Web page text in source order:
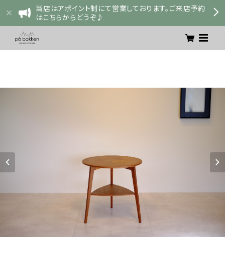
当店はアポイント制にて営業しております。ご来店予約
はこちらからどうぞ♪